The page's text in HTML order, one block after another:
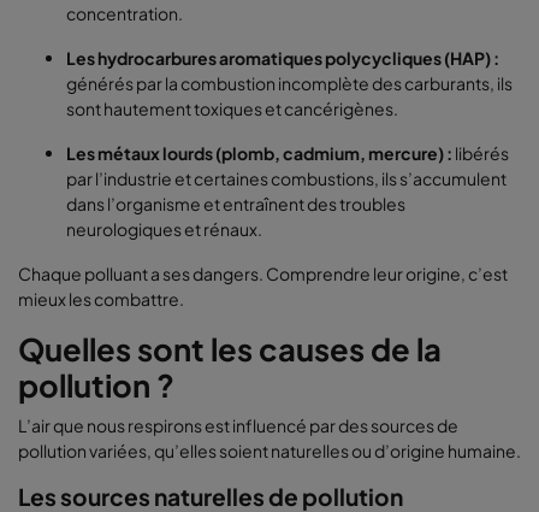
concentration.
Les hydrocarbures aromatiques polycycliques (HAP) :
générés par la combustion incomplète des carburants, ils
sont hautement toxiques et cancérigènes.
Les métaux lourds (plomb, cadmium, mercure) : libérés
par l’industrie et certaines combustions, ils s’accumulent
dans l’organisme et entraînent des troubles
neurologiques et rénaux.
Chaque polluant a ses dangers. Comprendre leur origine, c’est
mieux les combattre.
Quelles sont les causes de la
pollution ?
L’air que nous respirons est influencé par des sources de
pollution variées, qu’elles soient naturelles ou d’origine humaine.
Les sources naturelles de pollution